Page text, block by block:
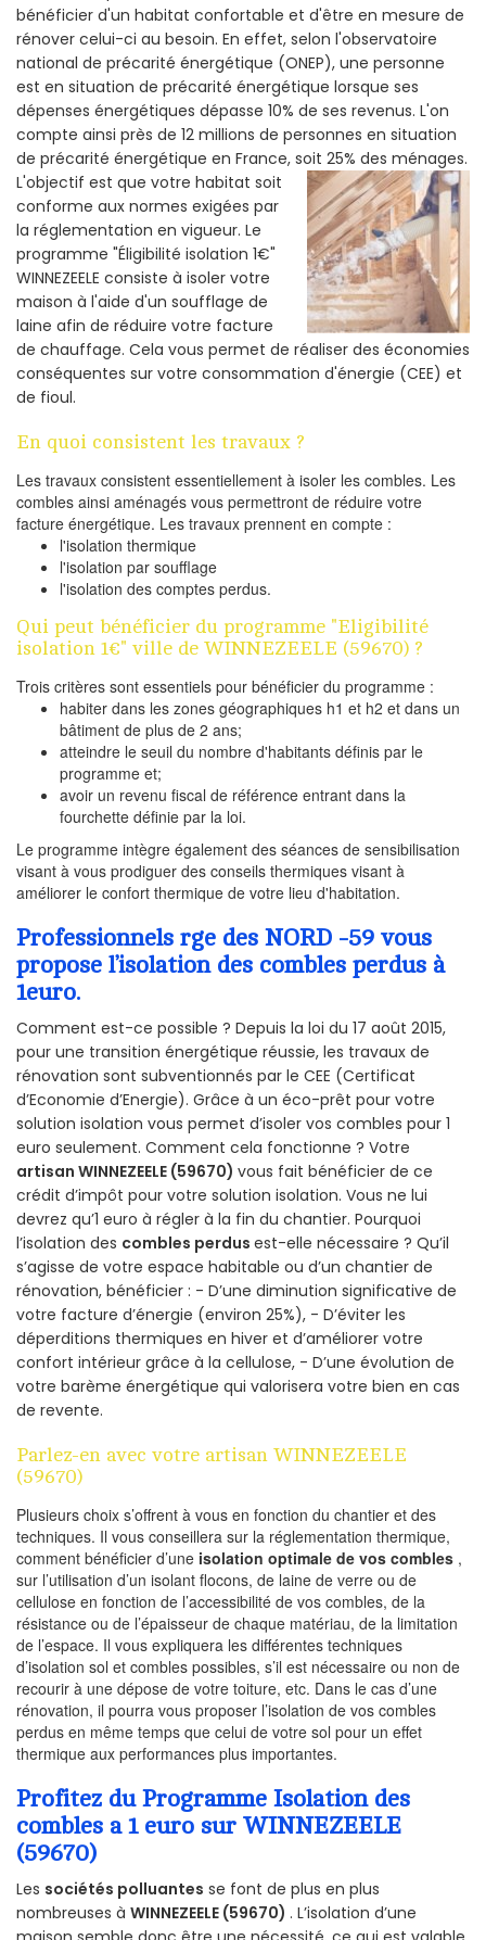
bénéficier d'un habitat confortable et d'être en mesure de
rénover celui-ci au besoin. En effet, selon l'observatoire
national de précarité énergétique (ONEP), une personne
est en situation de précarité énergétique lorsque ses
dépenses énergétiques dépasse 10% de ses revenus. L'on
compte ainsi près de 12 millions de personnes en situation
de précarité énergétique en France, soit 25% des ménages.
L'objectif est que votre habitat soit
conforme aux normes exigées par
la réglementation en vigueur. Le
programme "Éligibilité isolation 1€"
WINNEZEELE consiste à isoler votre
maison à l'aide d'un soufflage de
laine afin de réduire votre facture
de chauffage. Cela vous permet de réaliser des économies
conséquentes sur votre consommation d'énergie (CEE) et
de fioul.
En quoi consistent les travaux ?
Les travaux consistent essentiellement à isoler les combles. Les
combles ainsi aménagés vous permettront de réduire votre
facture énergétique. Les travaux prennent en compte :
l'isolation thermique
l'isolation par soufflage
l'isolation des comptes perdus.
Qui peut bénéficier du programme "Eligibilité
isolation 1€" ville de WINNEZEELE (59670) ?
Trois critères sont essentiels pour bénéficier du programme :
habiter dans les zones géographiques h1 et h2 et dans un
bâtiment de plus de 2 ans;
atteindre le seuil du nombre d'habitants définis par le
programme et;
avoir un revenu fiscal de référence entrant dans la
fourchette définie par la loi.
Le programme intègre également des séances de sensibilisation
visant à vous prodiguer des conseils thermiques visant à
améliorer le confort thermique de votre lieu d'habitation.
Professionnels rge des NORD -59 vous
propose l’isolation des combles perdus à
1euro.
Comment est-ce possible ? Depuis la loi du 17 août 2015,
pour une transition énergétique réussie, les travaux de
rénovation sont subventionnés par le CEE (Certificat
d’Economie d’Energie). Grâce à un éco-prêt pour votre
solution isolation vous permet d’isoler vos combles pour 1
euro seulement. Comment cela fonctionne ? Votre
artisan WINNEZEELE (59670) vous fait bénéficier de ce
crédit d’impôt pour votre solution isolation. Vous ne lui
devrez qu’1 euro à régler à la fin du chantier. Pourquoi
l’isolation des combles perdus est-elle nécessaire ? Qu’il
s’agisse de votre espace habitable ou d’un chantier de
rénovation, bénéficier : - D’une diminution significative de
votre facture d’énergie (environ 25%), - D’éviter les
déperditions thermiques en hiver et d’améliorer votre
confort intérieur grâce à la cellulose, - D’une évolution de
votre barème énergétique qui valorisera votre bien en cas
de revente.
Parlez-en avec votre artisan WINNEZEELE
(59670)
Plusieurs choix s’offrent à vous en fonction du chantier et des
techniques. Il vous conseillera sur la réglementation thermique,
comment bénéficier d’une isolation optimale de vos combles ,
sur l’utilisation d’un isolant flocons, de laine de verre ou de
cellulose en fonction de l’accessibilité de vos combles, de la
résistance ou de l’épaisseur de chaque matériau, de la limitation
de l’espace. Il vous expliquera les différentes techniques
d’isolation sol et combles possibles, s’il est nécessaire ou non de
recourir à une dépose de votre toiture, etc. Dans le cas d’une
rénovation, il pourra vous proposer l’isolation de vos combles
perdus en même temps que celui de votre sol pour un effet
thermique aux performances plus importantes.
Profitez du Programme Isolation des
combles a 1 euro sur WINNEZEELE
(59670)
Les sociétés polluantes se font de plus en plus
nombreuses à WINNEZEELE (59670) . L’isolation d’une